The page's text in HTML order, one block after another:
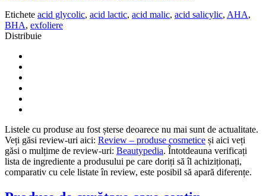
Etichete acid glycolic, acid lactic, acid malic, acid salicylic, AHA,
BHA, exfoliere
Distribuie
Listele cu produse au fost șterse deoarece nu mai sunt de actualitate.
Veți găsi review-uri aici: Review – produse cosmetice și aici veți
găsi o mulțime de review-uri: Beautypedia. Întotdeauna verificați
lista de ingrediente a produsului pe care doriți să îl achiziționați,
comparativ cu cele listate în review, este posibil să apară diferențe.